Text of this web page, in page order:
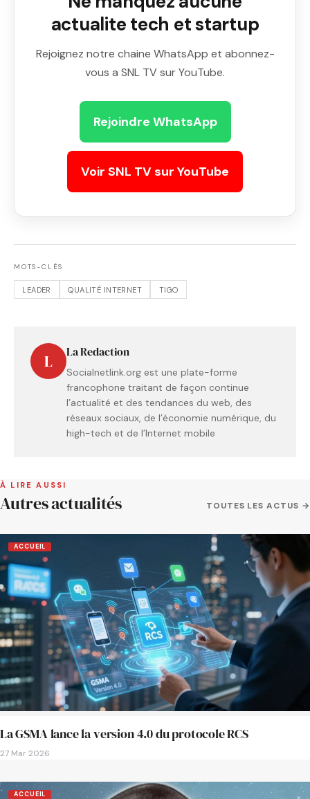
actualite tech et startup
Rejoignez notre chaine WhatsApp et abonnez-
vous a SNL TV sur YouTube.
Rejoindre WhatsApp
Voir SNL TV sur YouTube
MOTS-CLÉS
LEADER QUALITÉ INTERNET TIGO
L La Redaction
Socialnetlink.org est une plate-forme
francophone traitant de façon continue
l’actualité et des tendances du web, des
réseaux sociaux, de l’économie numérique, du
high-tech et de l’Internet mobile
À LIRE AUSSI
Autres actualités TOUTES LES ACTUS →
ACCUEIL
La GSMA lance la version 4.0 du protocole RCS
27 Mar 2026
ACCUEIL